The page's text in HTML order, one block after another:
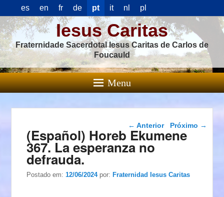
es en fr de pt it nl pl
Iesus Caritas
Fraternidade Sacerdotal Iesus Caritas de Carlos de
Foucauld
Menu
Navegação das
postagens
← Anterior Próximo →
(Español) Horeb Ekumene
367. La esperanza no
defrauda.
Postado em:12/06/2024 por:Fraternidad Iesus Caritas